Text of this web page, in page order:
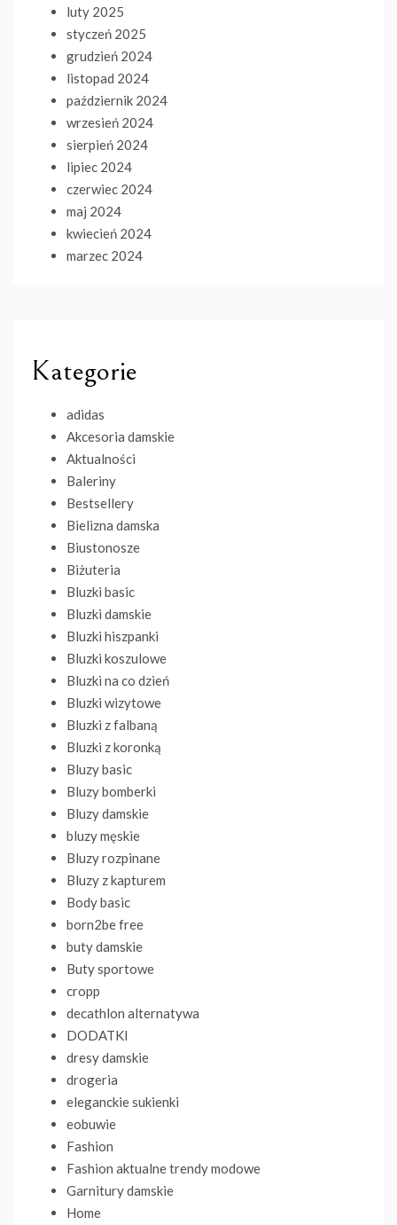
luty 2025
styczeń 2025
grudzień 2024
listopad 2024
październik 2024
wrzesień 2024
sierpień 2024
lipiec 2024
czerwiec 2024
maj 2024
kwiecień 2024
marzec 2024
Kategorie
adidas
Akcesoria damskie
Aktualności
Baleriny
Bestsellery
Bielizna damska
Biustonosze
Biżuteria
Bluzki basic
Bluzki damskie
Bluzki hiszpanki
Bluzki koszulowe
Bluzki na co dzień
Bluzki wizytowe
Bluzki z falbaną
Bluzki z koronką
Bluzy basic
Bluzy bomberki
Bluzy damskie
bluzy męskie
Bluzy rozpinane
Bluzy z kapturem
Body basic
born2be free
buty damskie
Buty sportowe
cropp
decathlon alternatywa
DODATKI
dresy damskie
drogeria
eleganckie sukienki
eobuwie
Fashion
Fashion aktualne trendy modowe
Garnitury damskie
Home